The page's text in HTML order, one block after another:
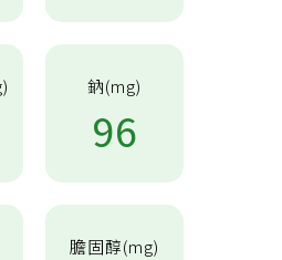
鈉(mg)
96
膽固醇(mg)